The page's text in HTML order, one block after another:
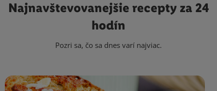
Najnavštevovanejšie recepty za 24
hodín
Pozri sa, čo sa dnes varí najviac.